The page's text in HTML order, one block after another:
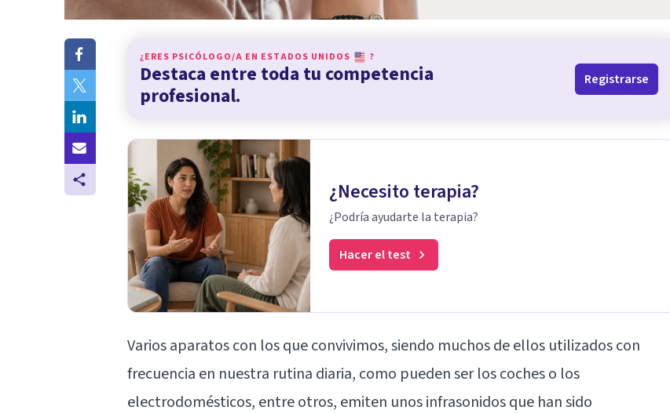
¿ERES PSICÓLOGO/A EN ESTADOS UNIDOS ?
Destaca entre toda tu competencia
profesional.
Registrarse
¿Necesito terapia?
¿Podría ayudarte la terapia?
Hacer el test
Varios aparatos con los que convivimos, siendo muchos de ellos utilizados con
frecuencia en nuestra rutina diaria, como pueden ser los coches o los
electrodomésticos, entre otros, emiten unos infrasonidos que han sido